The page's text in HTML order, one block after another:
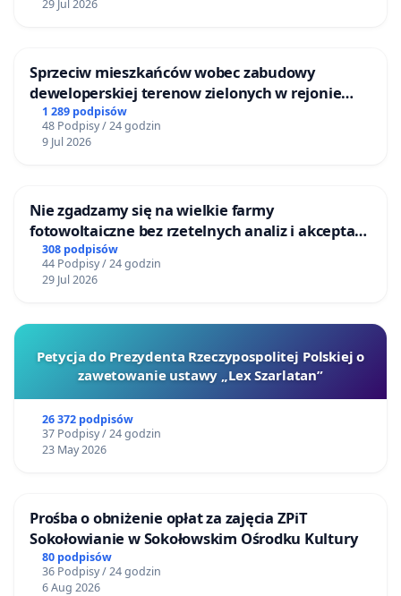
29 Jul 2026
Sprzeciw mieszkańców wobec zabudowy
deweloperskiej terenow zielonych w rejonie
Bulwarów Straceńskich w Bielsku-Białej
1 289 podpisów
48 Podpisy / 24 godzin
9 Jul 2026
Nie zgadzamy się na wielkie farmy
fotowoltaiczne bez rzetelnych analiz i akceptacji
mieszkańców
308 podpisów
44 Podpisy / 24 godzin
29 Jul 2026
Petycja do Prezydenta Rzeczypospolitej Polskiej o
zawetowanie ustawy „Lex Szarlatan”
26 372 podpisów
37 Podpisy / 24 godzin
23 May 2026
Prośba o obniżenie opłat za zajęcia ZPiT
Sokołowianie w Sokołowskim Ośrodku Kultury
80 podpisów
36 Podpisy / 24 godzin
6 Aug 2026